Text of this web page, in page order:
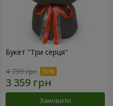
Букет "Три серця"
4 799 грн
Замовити